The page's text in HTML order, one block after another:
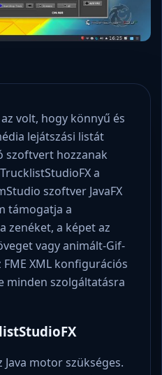
volt, hogy könnyű és
lejátszási listát
szoftvert hozzanak
a
szoftver JavaFX
támogatja a
zenéket, a képet az
vagy animált-Gif-
XML konfigurációs
minden szolgáltatásra
motor szükséges.